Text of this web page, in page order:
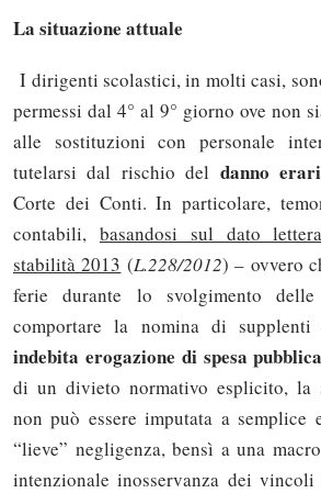
La situazione attuale
I dirigenti scolastici, in molti casi,
permessi dal 4° al 9° giorno ove non
alle sostituzioni con personale
tutelarsi dal rischio del danno
Corte dei Conti. In particolare,
contabili, basandosi sul dato
stabilità 2013 (L.228/2012) – ovvero
ferie durante lo svolgimento
comportare la nomina di
indebita erogazione di spesa pubblica
di un divieto normativo esplicito, la
non può essere imputata a semplice
“lieve” negligenza, bensì a una
intenzionale inosservanza dei